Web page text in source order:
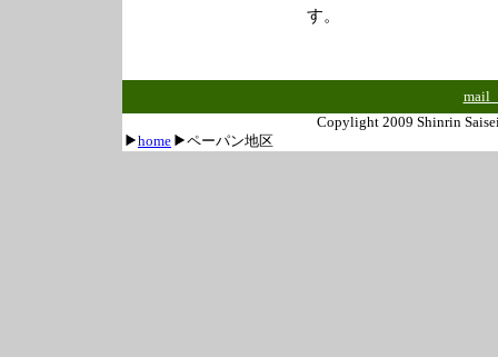
す。
mail
Copylight 2009 Shinrin
home
ペーパン地区